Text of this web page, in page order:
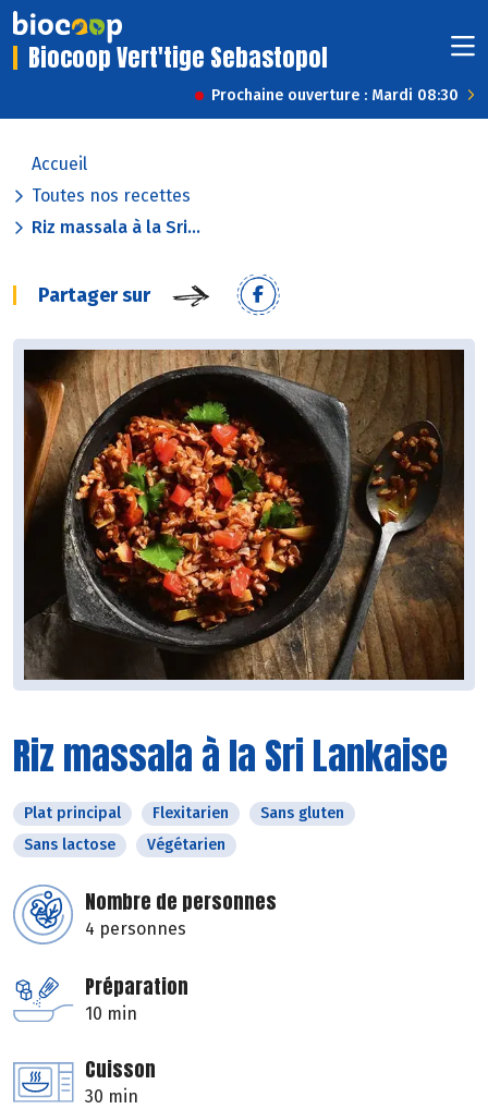
Biocoop Vert'tige Sebastopol
Prochaine ouverture : Mardi 08:30
Accueil
Toutes nos recettes
Riz massala à la Sri...
Partager sur
Riz massala à la Sri Lankaise
Plat principal Flexitarien
Sans gluten
Sans lactose
Végétarien
Nombre de personnes
4 personnes
Préparation
10 min
Cuisson
30 min